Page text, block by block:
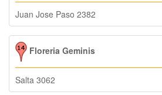
Juan Jose Paso 2382
Floreria Geminis
Salta 3062